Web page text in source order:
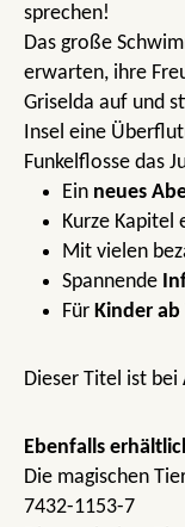
sprechen!
Das große
erwarten, ihre
Griselda auf und
Insel eine
Funkelflosse das
Ein neues
Kurze Kapitel
Mit vielen
Spannende
Für Kinder ab
Dieser Titel ist bei
Ebenfalls
Die magischen
7432-1153-7